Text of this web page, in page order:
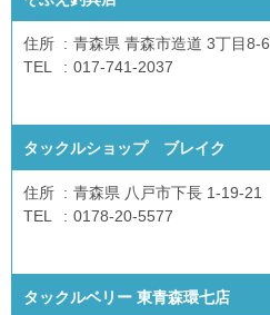
住所
青森県 青森市造道 3丁目8-6
TEL
017-741-2037
タックルショップ ブレイク
住所
青森県 八戸市下長 1-19-21
TEL
0178-20-5577
タックルベリー 東青森環七店